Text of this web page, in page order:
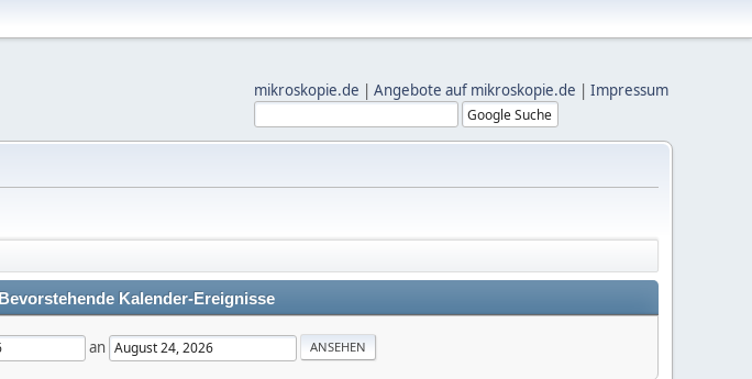
mikroskopie.de | Angebote auf mikroskopie.de | Impressum
Bevorstehende Kalender-Ereignisse
an